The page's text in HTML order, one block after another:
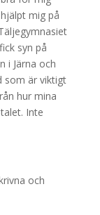
mig på
syn på
i Järna och
som är viktigt
hur mina
Inte
och